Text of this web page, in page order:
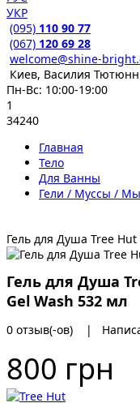
УКР
(095) 110 90 77
(067) 120 69 28
welcome@shine-
Киев, Василия
Пн-Вс: 10:00-19:00
1
34240
Главная
Тело
Для Ванны
Гели / Муссы /
Гель для Душа Tree
Гель для Душа
Gel Wash 532 мл
0 отзыв(-ов) |
800 грн